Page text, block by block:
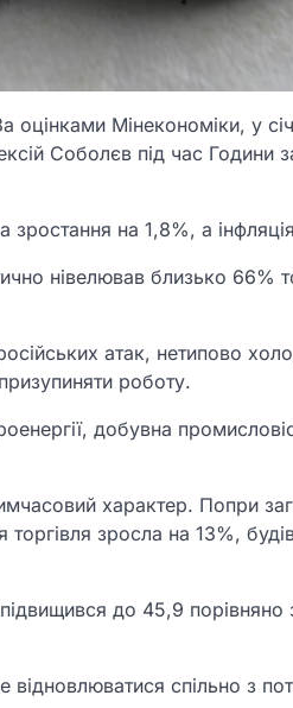
оцінками Мінекономіки, у
Соболєв під час Години
на 1,8%, а
нівелював близько 66%
атак, нетипово
роботу.
добувна
характер. Попри
торгівля зросла на 13%,
до 45,9 порівняно
спільно з